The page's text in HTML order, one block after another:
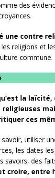
des
une contre
religions et
commune.
la laïcité,
religieuses
ces
utiliser
les dates
savoirs, des
croire, entre